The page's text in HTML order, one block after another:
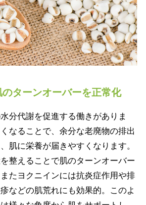
ターンオーバーを正常化
分代謝を促進する働きがありま
なることで、余分な老廃物の排出
肌に栄養が届きやすくなります。
整えることで肌のターンオーバー
たヨクニインには抗炎症作用や排
などの肌荒れにも効果的。このよ